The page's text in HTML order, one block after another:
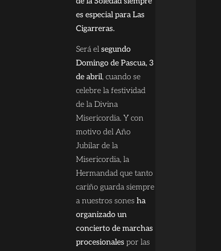
es especial para Las
Cigarreras.
Será elsegundo
Domingo de Pascua, 3
de abril, cuando se
celebre la festividad
de la Divina
Misericordia. Y con
motivo del Año
Jubilar de la
Misericordia, la
Hermandad que tanto
cariño guarda siempre
a nuestros sones ha
organizado un
concierto de marchas
procesionales por las